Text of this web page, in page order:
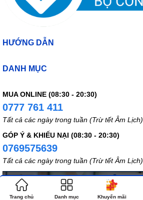
HƯỚNG DẪN
DANH MỤC
MUA ONLINE (08:30 - 20:30)
0777 761 411
Tất cả các ngày trong tuần (Trừ tết Âm Lịch)
GÓP Ý & KHIẾU NẠI (08:30 - 20:30)
0769575639
Tất cả các ngày trong tuần (Trừ tết Âm Lịch)
Trang chủ Danh mục Khuyến mãi